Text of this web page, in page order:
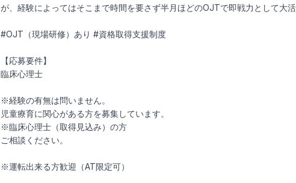
が、経験によってはそこまで時間を要さず半月ほどのOJTで即戦力として大
#OJT（現場研修）あり #資格取得支援制度
【応募要件】
臨床心理士
※経験の有無は問いません。
児童療育に関心がある方を募集しています。
※臨床心理士（取得見込み）の方
ご相談ください。
※運転出来る方歓迎（AT限定可）